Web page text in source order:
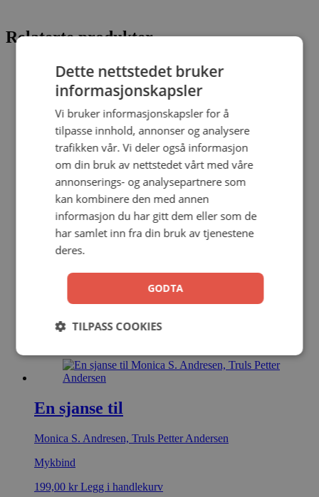
Relaterte produkter
Bare lyset kan beseire mørket
Sebastian Stakset
Pocket
199,00kr Legg i handlekurv
Bonhoeffer – prest, profet, spion,
En sjanse til
Monica S. Andresen, Truls Petter Andersen
Mykbind
199,00 kr Legg i handlekurv
Dette nettstedet bruker
informasjonskapsler
Vi bruker informasjonskapsler for å
tilpasse innhold, annonser og analysere
trafikken vår. Vi deler også informasjon
om din bruk av nettstedet vårt med våre
annonserings- og analysepartnere som
kan kombinere den med annen
informasjon du har gitt dem eller som de
har samlet inn fra din bruk av tjenestene
deres.
GODTA
TILPASS COOKIES